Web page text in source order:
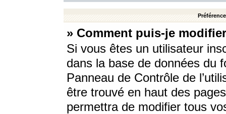
» Comment puis-je
Si vous êtes un utilisateur
dans la base de données du
Panneau de Contrôle de
être trouvé en haut des
permettra de modifier tous